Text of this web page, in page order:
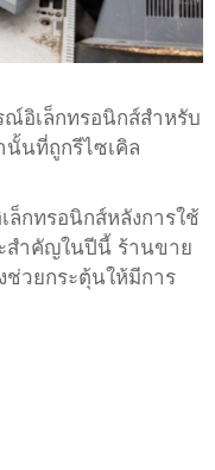
อิเล็กทรอนิกส์สำหรับ
นั้นที่ถูกรีไซเคิล
กทรอนิกส์หลังการใช้
สำคัญในปีนี้ ร้านขาย
ช่วยกระตุ้นให้มีการ